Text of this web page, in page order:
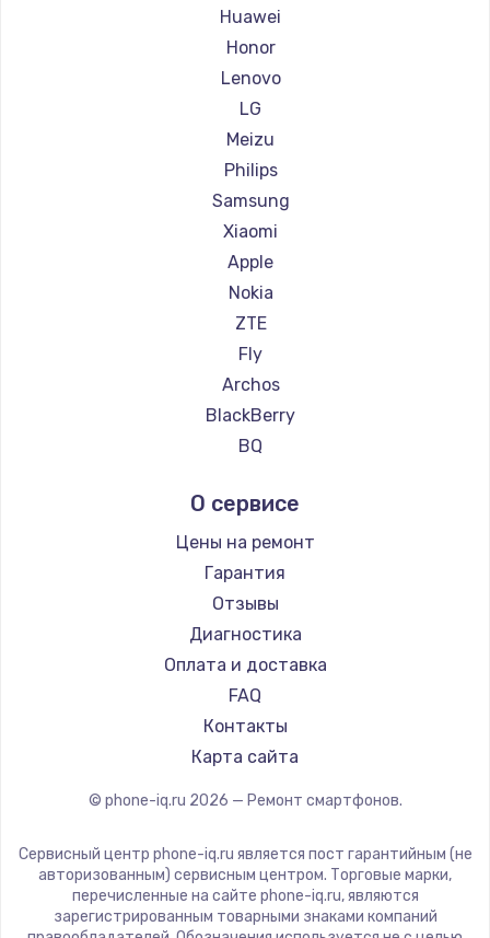
Ремонт смартфонов Highscreen
Ремонт смартфонов Irbis
Ремонт смартфонов Kyocera
Ремонт смартфонов LeEco
Ремонт смартфонов OnePlus
Ремонт смартфонов teXet
Ремонт смартфонов Motorola
Ремонт смартфонов Prestigio
Ремонт смартфонов Vertex
Ремонт смартфонов Microsoft
Ремонт смартфонов Sharp
Ремонт смартфонов Elephone
Ремонт смартфонов BlackView
Ремонт смартфонов Google
Ремонт смартфонов Vertu
Ремонт смартфонов Nubia
Ремонт смартфонов Land Rover
Ремонт смартфонов Acer
Ремонт смартфонов HP
Ремонт смартфонов Poco
Ремонт смартфонов HTC
Ремонт смартфонов Blackmagic
Ремонт смартфонов Nothing
Ремонт смартфонов iQOO
Huawei
Honor
Lenovo
LG
Meizu
Philips
Samsung
Xiaomi
Apple
Nokia
ZTE
Fly
Archos
BlackBerry
BQ
Digma
Ginzzu
Highscreen
Irbis
Kyocera
LeEco
OnePlus
teXet
Motorola
Sharp
Elephone
О сервисе
Цены на ремонт
Гарантия
Отзывы
Диагностика
Оплата и доставка
FAQ
Контакты
Карта сайта
© phone-iq.ru 2026 — Ремонт смартфонов.
Сервисный центр phone-iq.ru является пост гарантийным (не
авторизованным) сервисным центром. Торговые марки,
перечисленные на сайте phone-iq.ru, являются
зарегистрированным товарными знаками компаний